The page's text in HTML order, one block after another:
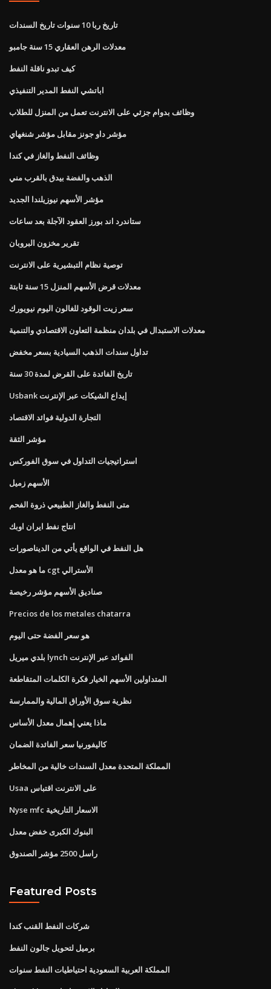
تاريخ ربا 10 سنوات تاريخ السندات
معدلات الرهن العقاري 15 سنة جامبو
كيف تبدو ناقلة النفط
اباتشي النفط المدير التنفيذي
وظائف بدوام جزئي على الانترنت تعمل من المنزل للطلاب
مؤشر داو جونز مقابل مؤشر شنغهاي
وظائف النفط والغاز في كندا
الذهب والفضة بيدق بالقرب مني
مؤشر الأسهم نيوزيلندا الجديد
ستاندرد اند بورز العقود الآجلة بعد ساعات
تقرير مخزون البروبان
توصية نظام التبشيرية على الانترنت
معدلات قرض الأسهم المنزل 15 سنة ثابتة
سعر زيت الوقود للغالون اليوم نيويورك
معدلات الاستبدال في بلدان منظمة التعاون الاقتصادي والتنمية
تداول سندات الذهب السيادية بسعر مخفض
تاريخ الفائدة على القرض لمدة 30 سنة
Usbank إيداع الشيكات عبر الإنترنت
التجارة الدولية فوائد الاقتصاد
مؤشر الثقة
استراتيجيات التداول في سوق الفوركس
الأسهم زميل
متى النفط والغاز الطبيعي ذروة الفحم
انتاج نفط ايران اوبك
هل النفط في الواقع يأتي من الديناصورات
ما هو معدل cgt الأسترالي
صناديق الأسهم مؤشر رخيصة
Precios de los metales chatarra
هو سعر الفضة حتى اليوم
بلدي ميريل lynch الفوائد عبر الإنترنت
المتداولين الأسهم الخيار فكرة الكلمات المتقاطعة
نظرية سوق الأوراق المالية والممارسة
ماذا يعني إهمال معدل الأساس
كاليفورنيا سعر الفائدة الضمان
المملكة المتحدة معدل السندات خالية من المخاطر
Usaa على الانترنت اقتباس
Nyse mfc الاسعار التاريخية
البنوك الكبرى خفض معدل
راسل 2500 مؤشر الصندوق
Featured Posts
شركات النفط القنب كندا
برميل لتحويل جالون النفط
المملكة العربية السعودية احتياطيات النفط سنوات